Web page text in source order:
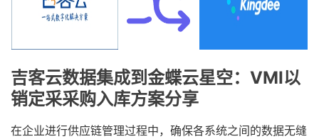
吉客云数据集成到金蝶云星空：VMI以
销定采采购入库方案分享
在企业进行供应链管理过程中，确保各系统之间的数据无缝